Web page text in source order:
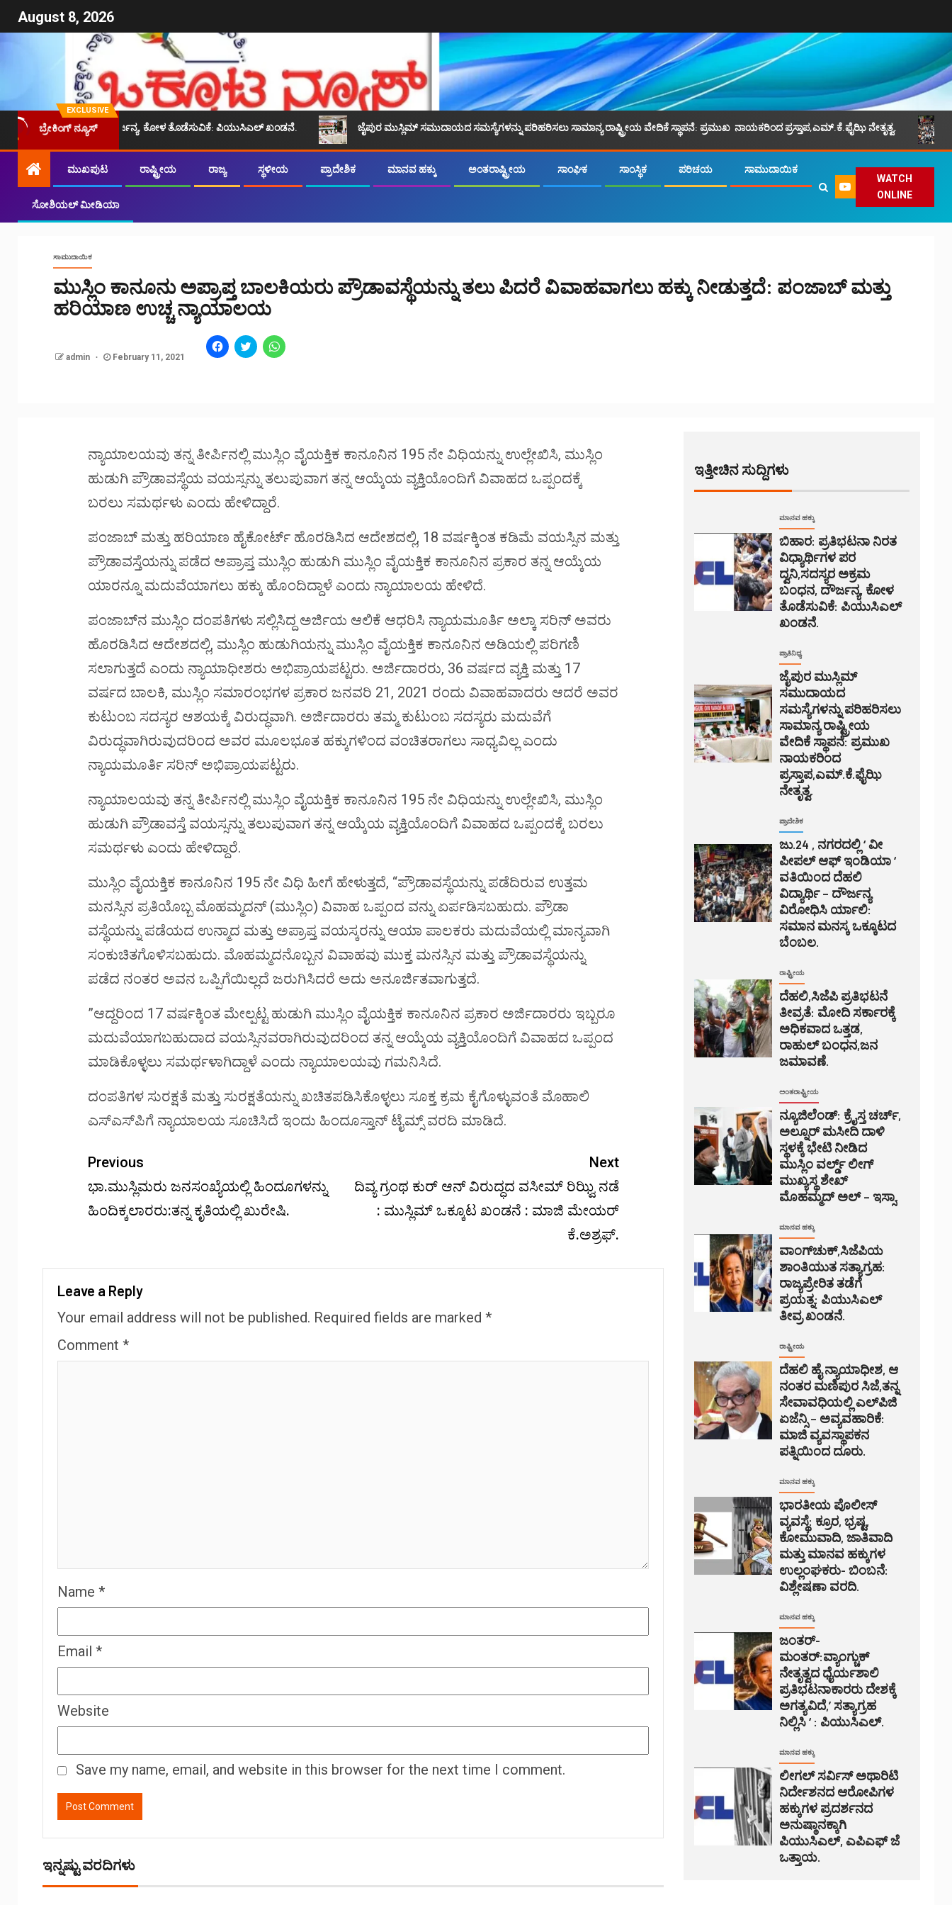
August 8, 2026
EXCLUSIVE
ಬ್ರೇಕಿಂಗ್ ನ್ಯೂಸ್
ಬಂಧನ, ದೌರ್ಜನ್ಯ, ಕೋಳ ತೊಡೆಸುವಿಕೆ: ಪಿಯುಸಿಎಲ್ ಖಂಡನೆ. ಜೈಪುರ ಮುಸ್ಲಿಮ್ ಸಮುದಾಯದ ಸಮಸ್ಯೆಗಳನ್ನು ಪರಿಹರಿಸಲು ಸಾಮಾನ್ಯ ರಾಷ್ಟ್ರೀಯ ವೇದಿಕೆ ಸ್ಥಾಪನೆ: ಪ್ರಮುಖ ನಾಯಕರಿಂದ ಪ್ರಸ್ತಾಪ,ಎಮ್.ಕೆ.ಫೈಝಿ ನೇತೃತ್ವ. ಜು.24 ,
ಮುಖಪುಟ ರಾಷ್ಟ್ರೀಯ ರಾಜ್ಯ ಸ್ಥಳೀಯ ಪ್ರಾದೇಶಿಕ ಮಾನವ ಹಕ್ಕು ಅಂತರಾಷ್ಟ್ರೀಯ ಸಾಂಘಿಕ ಸಾಂಸ್ಥಿಕ ಪರಿಚಯ ಸಾಮುದಾಯಿಕ
ಸೋಶಿಯಲ್ ಮೀಡಿಯಾ
WATCH
ONLINE
ಸಾಮುದಾಯಿಕ
ಮುಸ್ಲಿಂ ಕಾನೂನು ಅಪ್ರಾಪ್ತ ಬಾಲಕಿಯರು ಪ್ರೌಡಾವಸ್ಥೆಯನ್ನು ತಲು ಪಿದರೆ ವಿವಾಹವಾಗಲು ಹಕ್ಕು ನೀಡುತ್ತದೆ: ಪಂಜಾಬ್ ಮತ್ತು
ಹರಿಯಾಣ ಉಚ್ಚ ನ್ಯಾಯಾಲಯ
admin February 11, 2021
Click
to
Click
to
Click
to
ನ್ಯಾಯಾಲಯವು ತನ್ನ ತೀರ್ಪಿನಲ್ಲಿ ಮುಸ್ಲಿಂ ವೈಯಕ್ತಿಕ ಕಾನೂನಿನ 195 ನೇ ವಿಧಿಯನ್ನು ಉಲ್ಲೇಖಿಸಿ, ಮುಸ್ಲಿಂ
ಹುಡುಗಿ ಪ್ರೌಡಾವಸ್ಥೆಯ ವಯಸ್ಸನ್ನು ತಲುಪುವಾಗ ತನ್ನ ಆಯ್ಕೆಯ ವ್ಯಕ್ತಿಯೊಂದಿಗೆ ವಿವಾಹದ ಒಪ್ಪಂದಕ್ಕೆ
ಬರಲು ಸಮರ್ಥಳು ಎಂದು ಹೇಳಿದ್ದಾರೆ.
ಪಂಜಾಬ್ ಮತ್ತು ಹರಿಯಾಣ ಹೈಕೋರ್ಟ್ ಹೊರಡಿಸಿದ ಆದೇಶದಲ್ಲಿ, 18 ವರ್ಷಕ್ಕಿಂತ ಕಡಿಮೆ ವಯಸ್ಸಿನ ಮತ್ತು
ಪ್ರೌಡಾವಸ್ತೆಯನ್ನು ಪಡೆದ ಅಪ್ರಾಪ್ತ ಮುಸ್ಲಿಂ ಹುಡುಗಿ ಮುಸ್ಲಿಂ ವೈಯಕ್ತಿಕ ಕಾನೂನಿನ ಪ್ರಕಾರ ತನ್ನ ಆಯ್ಕೆಯ
ಯಾರನ್ನೂ ಮದುವೆಯಾಗಲು ಹಕ್ಕು ಹೊಂದಿದ್ದಾಳೆ ಎಂದು ನ್ಯಾಯಾಲಯ ಹೇಳಿದೆ.
ಪಂಜಾಬ್‌ನ ಮುಸ್ಲಿಂ ದಂಪತಿಗಳು ಸಲ್ಲಿಸಿದ್ದ ಅರ್ಜಿಯ ಆಲಿಕೆ ಆಧರಿಸಿ ನ್ಯಾಯಮೂರ್ತಿ ಅಲ್ಕಾ ಸರಿನ್ ಅವರು
ಹೊರಡಿಸಿದ ಆದೇಶದಲ್ಲಿ, ಮುಸ್ಲಿಂ ಹುಡುಗಿಯನ್ನು ಮುಸ್ಲಿಂ ವೈಯಕ್ತಿಕ ಕಾನೂನಿನ ಅಡಿಯಲ್ಲಿ ಪರಿಗಣಿ
ಸಲಾಗುತ್ತದೆ ಎಂದು ನ್ಯಾಯಾಧೀಶರು ಅಭಿಪ್ರಾಯಪಟ್ಟರು. ಅರ್ಜಿದಾರರು, 36 ವರ್ಷದ ವ್ಯಕ್ತಿ ಮತ್ತು 17
ವರ್ಷದ ಬಾಲಕಿ, ಮುಸ್ಲಿಂ ಸಮಾರಂಭಗಳ ಪ್ರಕಾರ ಜನವರಿ 21, 2021 ರಂದು ವಿವಾಹವಾದರು ಆದರೆ ಅವರ
ಕುಟುಂಬ ಸದಸ್ಯರ ಆಶಯಕ್ಕೆ ವಿರುದ್ಧವಾಗಿ. ಅರ್ಜಿದಾರರು ತಮ್ಮ ಕುಟುಂಬ ಸದಸ್ಯರು ಮದುವೆಗೆ
ವಿರುದ್ಧವಾಗಿರುವುದರಿಂದ ಅವರ ಮೂಲಭೂತ ಹಕ್ಕುಗಳಿಂದ ವಂಚಿತರಾಗಲು ಸಾಧ್ಯವಿಲ್ಲ ಎಂದು
ನ್ಯಾಯಮೂರ್ತಿ ಸರಿನ್ ಅಭಿಪ್ರಾಯಪಟ್ಟರು.
ನ್ಯಾಯಾಲಯವು ತನ್ನ ತೀರ್ಪಿನಲ್ಲಿ ಮುಸ್ಲಿಂ ವೈಯಕ್ತಿಕ ಕಾನೂನಿನ 195 ನೇ ವಿಧಿಯನ್ನು ಉಲ್ಲೇಖಿಸಿ, ಮುಸ್ಲಿಂ
ಹುಡುಗಿ ಪ್ರೌಡಾವಸ್ತೆ ವಯಸ್ಸನ್ನು ತಲುಪುವಾಗ ತನ್ನ ಆಯ್ಕೆಯ ವ್ಯಕ್ತಿಯೊಂದಿಗೆ ವಿವಾಹದ ಒಪ್ಪಂದಕ್ಕೆ ಬರಲು
ಸಮರ್ಥಳು ಎಂದು ಹೇಳಿದ್ದಾರೆ.
ಮುಸ್ಲಿಂ ವೈಯಕ್ತಿಕ ಕಾನೂನಿನ 195 ನೇ ವಿಧಿ ಹೀಗೆ ಹೇಳುತ್ತದೆ, “ಪ್ರೌಡಾವಸ್ಥೆಯನ್ನು ಪಡೆದಿರುವ ಉತ್ತಮ
ಮನಸ್ಸಿನ ಪ್ರತಿಯೊಬ್ಬ ಮೊಹಮ್ಮದನ್ (ಮುಸ್ಲಿಂ) ವಿವಾಹ ಒಪ್ಪಂದ ವನ್ನು ಏರ್ಪಡಿಸಬಹುದು. ಪ್ರೌಡಾ
ವಸ್ಥೆಯನ್ನು ಪಡೆಯದ ಉನ್ಮಾದ ಮತ್ತು ಅಪ್ರಾಪ್ತ ವಯಸ್ಕರನ್ನು ಆಯಾ ಪಾಲಕರು ಮದುವೆಯಲ್ಲಿ ಮಾನ್ಯವಾಗಿ
ಸಂಕುಚಿತಗೊಳಿಸಬಹುದು. ಮೊಹಮ್ಮದನೊಬ್ಬನ ವಿವಾಹವು ಮುಕ್ತ ಮನಸ್ಸಿನ ಮತ್ತು ಪ್ರೌಡಾವಸ್ಥೆಯನ್ನು
ಪಡೆದ ನಂತರ ಅವನ ಒಪ್ಪಿಗೆಯಿಲ್ಲದೆ ಜರುಗಿಸಿದರೆ ಅದು ಅನೂರ್ಜಿತವಾಗುತ್ತದೆ.
”ಆದ್ದರಿಂದ 17 ವರ್ಷಕ್ಕಿಂತ ಮೇಲ್ಪಟ್ಟ ಹುಡುಗಿ ಮುಸ್ಲಿಂ ವೈಯಕ್ತಿಕ ಕಾನೂನಿನ ಪ್ರಕಾರ ಅರ್ಜಿದಾರರು ಇಬ್ಬರೂ
ಮದುವೆಯಾಗಬಹುದಾದ ವಯಸ್ಸಿನವರಾಗಿರುವುದರಿಂದ ತನ್ನ ಆಯ್ಕೆಯ ವ್ಯಕ್ತಿಯೊಂದಿಗೆ ವಿವಾಹದ ಒಪ್ಪಂದ
ಮಾಡಿಕೊಳ್ಳಲು ಸಮರ್ಥಳಾಗಿದ್ದಾಳೆ ಎಂದು ನ್ಯಾಯಾಲಯವು ಗಮನಿಸಿದೆ.
ದಂಪತಿಗಳ ಸುರಕ್ಷತೆ ಮತ್ತು ಸುರಕ್ಷತೆಯನ್ನು ಖಚಿತಪಡಿಸಿಕೊಳ್ಳಲು ಸೂಕ್ತ ಕ್ರಮ ಕೈಗೊಳ್ಳುವಂತೆ ಮೊಹಾಲಿ
ಎಸ್‌ಎಸ್‌ಪಿಗೆ ನ್ಯಾಯಾಲಯ ಸೂಚಿಸಿದೆ ಇಂದು ಹಿಂದೂಸ್ತಾನ್ ಟೈಮ್ಸ್ ವರದಿ ಮಾಡಿದೆ.
Previous
ಭಾ.ಮುಸ್ಲಿಮರು ಜನಸಂಖ್ಯೆಯಲ್ಲಿ ಹಿಂದೂಗಳನ್ನು
ಹಿಂದಿಕ್ಕಲಾರರು:ತನ್ನ ಕೃತಿಯಲ್ಲಿ ಖುರೇಷಿ.
Next
ದಿವ್ಯ ಗ್ರಂಥ ಕುರ್ ಆನ್ ವಿರುದ್ಧದ ವಸೀಮ್ ರಿಝ್ವಿ ನಡೆ
: ಮುಸ್ಲಿಮ್ ಒಕ್ಕೂಟ ಖಂಡನೆ : ಮಾಜಿ ಮೇಯರ್
ಕೆ.ಅಶ್ರಫ್.
Leave a Reply
Your email address will not be published. Required fields are marked *
Comment *
Name *
Email *
Website
Save my name, email, and website in this browser for the next time I comment.
ಇನ್ನಷ್ಟು ವರದಿಗಳು
ಇತ್ತೀಚಿನ ಸುದ್ದಿಗಳು
ಮಾನವ ಹಕ್ಕು
ಬಿಹಾರ: ಪ್ರತಿಭಟನಾ ನಿರತ
ವಿಧ್ಯಾರ್ಥಿಗಳ ಪರ
ದ್ವನಿ,ಸದಸ್ಯರ ಅಕ್ರಮ
ಬಂಧನ, ದೌರ್ಜನ್ಯ, ಕೋಳ
ತೊಡೆಸುವಿಕೆ: ಪಿಯುಸಿಎಲ್
ಖಂಡನೆ.
ಪ್ರಾತಿನಿಧ್ಯ
ಜೈಪುರ ಮುಸ್ಲಿಮ್
ಸಮುದಾಯದ
ಸಮಸ್ಯೆಗಳನ್ನು ಪರಿಹರಿಸಲು
ಸಾಮಾನ್ಯ ರಾಷ್ಟ್ರೀಯ
ವೇದಿಕೆ ಸ್ಥಾಪನೆ: ಪ್ರಮುಖ
ನಾಯಕರಿಂದ
ಪ್ರಸ್ತಾಪ,ಎಮ್.ಕೆ.ಫೈಝಿ
ನೇತೃತ್ವ.
ಪ್ರಾದೇಶಿಕ
ಜು.24 , ನಗರದಲ್ಲಿ ‘ ವೀ
ಪೀಪಲ್ ಆಫ್ ಇಂಡಿಯಾ ‘
ವತಿಯಿಂದ ದೆಹಲಿ
ವಿದ್ಯಾರ್ಥಿ – ದೌರ್ಜನ್ಯ
ವಿರೋಧಿಸಿ ರ್ಯಾಲಿ:
ಸಮಾನ ಮನಸ್ಕ ಒಕ್ಕೂಟದ
ಬೆಂಬಲ.
ರಾಷ್ಟ್ರೀಯ
ದೆಹಲಿ,ಸಿಜೆಪಿ ಪ್ರತಿಭಟನೆ
ತೀವ್ರತೆ: ಮೋದಿ ಸರ್ಕಾರಕ್ಕೆ
ಅಧಿಕವಾದ ಒತ್ತಡ,
ರಾಹುಲ್ ಬಂಧನ,ಜನ
ಜಮಾವಣೆ.
ಅಂತರಾಷ್ಟ್ರೀಯ
ನ್ಯೂಜಿಲೆಂಡ್: ಕ್ರೈಸ್ತ ಚರ್ಚ್,
ಅಲ್ನೂರ್ ಮಸೀದಿ ದಾಳಿ
ಸ್ಥಳಕ್ಕೆ ಭೇಟಿ ನೀಡಿದ
ಮುಸ್ಲಿಂ ವರ್ಲ್ಡ್ ಲೀಗ್
ಮುಖ್ಯಸ್ಥ ಶೇಖ್
ಮೊಹಮ್ಮದ್ ಅಲ್ – ಇಸ್ಸಾ.
ಮಾನವ ಹಕ್ಕು
ವಾಂಗ್‌ಚುಕ್,ಸಿಜೆಪಿಯ
ಶಾಂತಿಯುತ ಸತ್ಯಾಗ್ರಹ:
ರಾಜ್ಯಪ್ರೇರಿತ ತಡೆಗೆ
ಪ್ರಯತ್ನ: ಪಿಯುಸಿಎಲ್
ತೀವ್ರ ಖಂಡನೆ.
ರಾಷ್ಟ್ರೀಯ
ದೆಹಲಿ ಹೈ ನ್ಯಾಯಾಧೀಶ, ಆ
ನಂತರ ಮಣಿಪುರ ಸಿಜೆ,ತನ್ನ
ಸೇವಾವಧಿಯಲ್ಲಿ ಎಲ್‌ಪಿಜಿ
ಏಜೆನ್ಸಿ – ಅವ್ಯವಹಾರಿಕೆ:
ಮಾಜಿ ವ್ಯವಸ್ಥಾಪಕನ
ಪತ್ನಿಯಿಂದ ದೂರು.
ಮಾನವ ಹಕ್ಕು
ಭಾರತೀಯ ಪೊಲೀಸ್
ವ್ಯವಸ್ಥೆ: ಕ್ರೂರ, ಭ್ರಷ್ಟ,
ಕೋಮುವಾದಿ, ಜಾತಿವಾದಿ
ಮತ್ತು ಮಾನವ ಹಕ್ಕುಗಳ
ಉಲ್ಲಂಘಕರು- ಬಿಂಬನೆ:
ವಿಶ್ಲೇಷಣಾ ವರದಿ.
ಮಾನವ ಹಕ್ಕು
ಜಂತರ್-
ಮಂತರ್:ವ್ಯಾಂಗ್ಚುಕ್
ನೇತೃತ್ವದ ಧೈರ್ಯಶಾಲಿ
ಪ್ರತಿಭಟನಾಕಾರರು ದೇಶಕ್ಕೆ
ಅಗತ್ಯವಿದೆ,’ ಸತ್ಯಾಗ್ರಹ
ನಿಲ್ಲಿಸಿ ‘ : ಪಿಯುಸಿಎಲ್.
ಮಾನವ ಹಕ್ಕು
ಲೀಗಲ್ ಸರ್ವಿಸ್ ಅಥಾರಿಟಿ
ನಿರ್ದೇಶನದ ಆರೋಪಿಗಳ
ಹಕ್ಕುಗಳ ಪ್ರದರ್ಶನದ
ಅನುಷ್ಠಾನಕ್ಕಾಗಿ
ಪಿಯುಸಿಎಲ್, ಎಪಿಎಫ್ ಜೆ
ಒತ್ತಾಯ.